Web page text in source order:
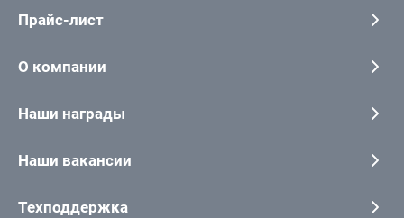
Прайс-лист
О компании
Наши награды
Наши вакансии
Техподдержка